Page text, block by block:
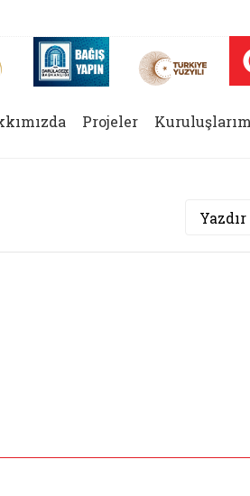
Merkezi (yeni sekmede açılır)
Aile ve Nüfus On Yılı (yeni sekmede açılır)
Darülaceze bağış sayfası
Projeler
Yazdır